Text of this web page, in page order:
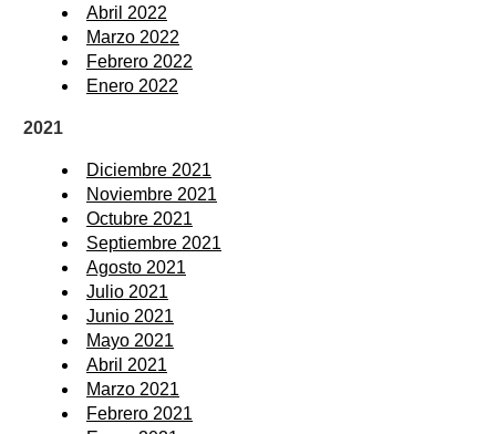
Abril 2022
Marzo 2022
Febrero 2022
Enero 2022
2021
Diciembre 2021
Noviembre 2021
Octubre 2021
Septiembre 2021
Agosto 2021
Julio 2021
Junio 2021
Mayo 2021
Abril 2021
Marzo 2021
Febrero 2021